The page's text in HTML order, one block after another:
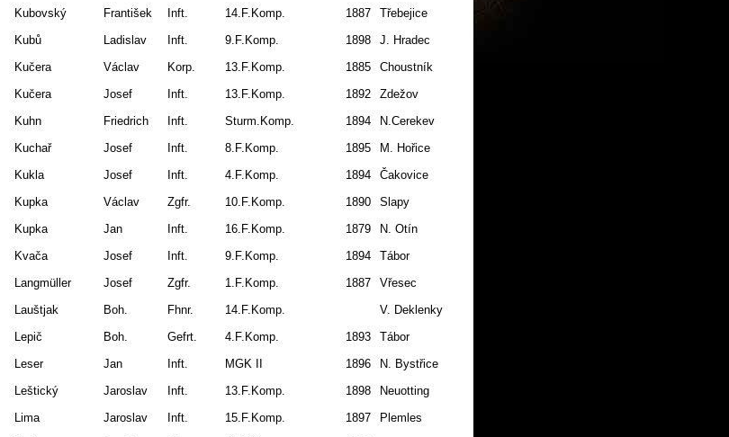
Kubovský
František Inft. 14.F.Komp. 1887 Třebejice
Kubů
Ladislav Inft. 9.F.Komp. 1898 J. Hradec
Kučera
Václav Korp. 13.F.Komp. 1885 Choustník
Kučera
Josef Inft. 13.F.Komp. 1892 Zdežov
Kuhn
Friedrich Inft. Sturm.Komp. 1894 N.Cerekev
Kuchař
Josef Inft. 8.F.Komp. 1895 M. Hořice
Kukla
Josef Inft. 4.F.Komp. 1894 Čakovice
Kupka
Václav Zgfr. 10.F.Komp. 1890 Slapy
Kupka
Jan Inft. 16.F.Komp. 1879 N. Otín
Kvača
Josef Inft. 9.F.Komp. 1894 Tábor
Langmüller
Josef Zgfr. 1.F.Komp. 1887 Vřesec
Lauštjak
Boh. Fhnr. 14.F.Komp. V. Deklenky
Lepič
Boh. Gefrt. 4.F.Komp. 1893 Tábor
Leser
Jan Inft. MGK II 1896 N. Bystřice
Leštický
Jaroslav Inft. 13.F.Komp. 1898 Neuotting
Lima
Jaroslav Inft. 15.F.Komp. 1897 Plemles